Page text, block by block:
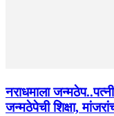
नराधमाला
जन्मठेपेची शिक्षा,